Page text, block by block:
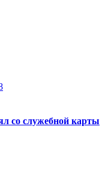
со служебной карты